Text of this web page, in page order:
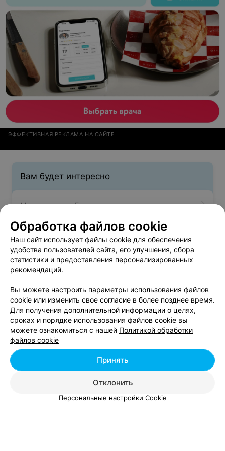
ЭФФЕКТИВНАЯ РЕКЛАМА НА САЙТЕ
Вам будет интересно
Массаж лица в Беларуси
Мезотерапия лица в Беларуси
Инъекционная мезотерапия в Беларуси
Добавить компанию
Добавить специалиста
Обработка файлов cookie
Наш сайт использует файлы cookie для обеспечения
удобства пользователей сайта, его улучшения, сбора
статистики и предоставления персонализированных
рекомендаций.
Вы можете настроить параметры использования файлов
cookie или изменить свое согласие в более позднее время.
Для получения дополнительной информации о целях,
сроках и порядке использования файлов cookie вы
можете ознакомиться с нашей Политикой обработки
файлов cookie
Отклонить
Принять
Персональные настройки Cookie